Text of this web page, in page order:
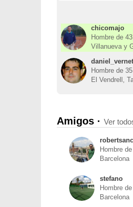
chicomajo
Hombre de
Villanueva y
daniel_vernet
Hombre de
El Vendrell,
Amigos · Ver
Hombre
Barcelona
stefano
Hombre
Barcelona